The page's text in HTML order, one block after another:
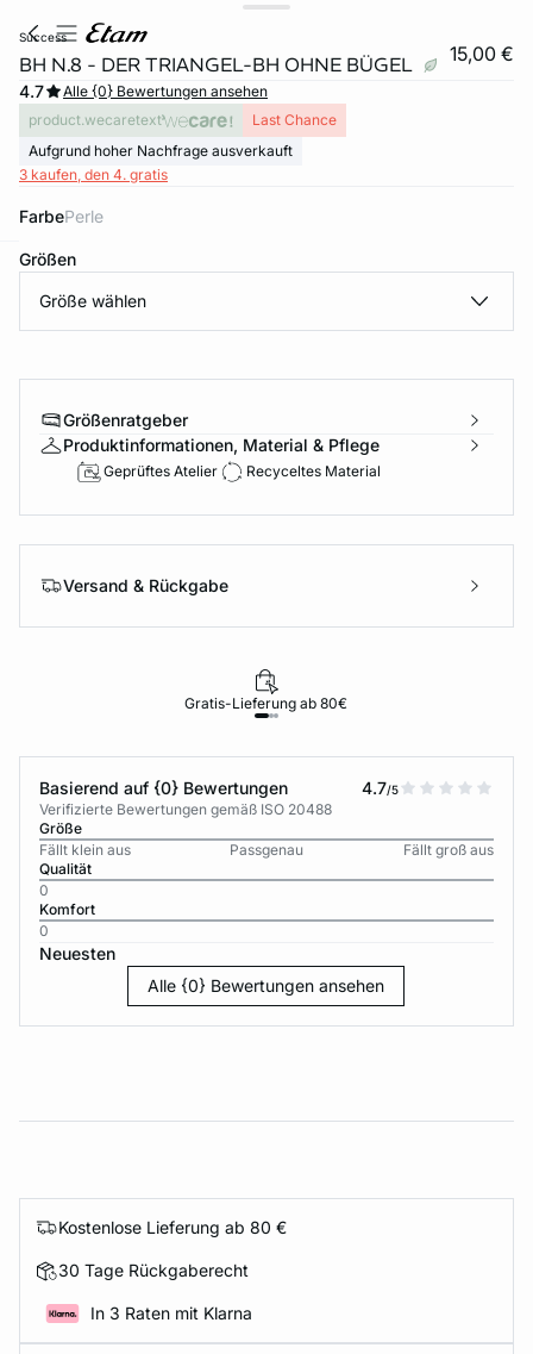
success
BH N.8 - DER TRIANGEL-BH OHNE BÜGEL 15,00 €
4.7
Alle {0} Bewertungen ansehen
product.wecaretext
Last Chance
Aufgrund hoher Nachfrage ausverkauft
3 kaufen, den 4. gratis
Farbe perle
Größen
Größe wählen
Größenratgeber
Produktinformationen, Material & Pflege
Geprüftes Atelier Recyceltes Material
Versand & Rückgabe
Gratis-Lieferung ab 80€
Basierend auf {0} Bewertungen 4.7/5
Verifizierte Bewertungen gemäß ISO 20488
Größe
Fällt klein aus
Passgenau
Fällt groß aus
Qualität
0
Komfort
0
Neuesten
Alle {0} Bewertungen ansehen
Kostenlose Lieferung ab 80 €
30 Tage Rückgaberecht
In 3 Raten mit Klarna